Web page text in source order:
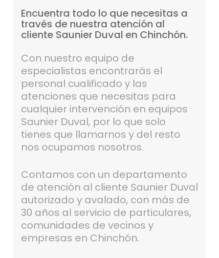
Encuentra todo lo que necesitas a
través de nuestra atención al
cliente Saunier Duval en Chinchón.
Con nuestro equipo de
especialistas encontrarás el
personal cualificado y las
atenciones que necesitas para
cualquier intervención en equipos
Saunier Duval, por lo que solo
tienes que llamarnos y del resto
nos ocupamos nosotros.
Contamos con un departamento
de atención al cliente Saunier Duval
autorizado y avalado, con más de
30 años al servicio de particulares,
comunidades de vecinos y
empresas en Chinchón.